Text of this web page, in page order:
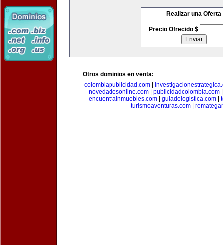
Realizar una Oferta
Precio Ofrecido $
Otros dominios en venta:
colombiapublicidad.com
novedadesonline.com
publicidadcolombia.com
encuentrainmuebles.com| guiadelogistica.com|
turismoaventuras.com